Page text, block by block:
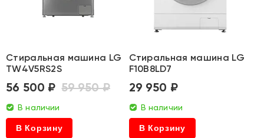
Стиральная машина LG
TW4V5RS2S
56 500 ₽ 59 950 ₽
В наличии
В Корзину
Стиральная машина LG
F10B8LD7
29 950 ₽
В наличии
В Корзину